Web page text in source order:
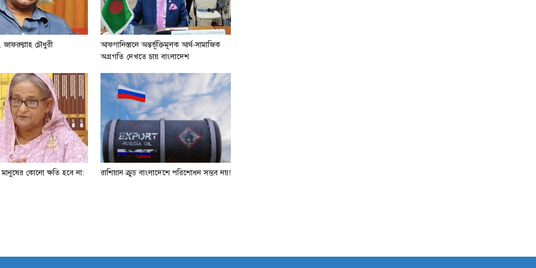
চৌধুরী
আফগানিস্তানে অন্তর্ভূক্তিমূলক আর্থ-সামাজিক
অগ্রগতি দেখতে চায় বাংলাদেশ
কোনো ক্ষতি হবে না: রাশিয়ান ক্রুড বাংলাদেশে পরিশোধন সম্ভব নয়!